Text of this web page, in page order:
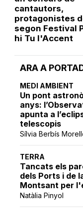
ARA A
MEDI AMBIENT
Un pont
anys:
apunta a
telescopis
Sílvia Berbís
TERRA
Tancats els
dels Ports i de
Montsant per
Natàlia Pinyol
cantautors,
protagonistes
segon Festival
hi Tu l'Accent